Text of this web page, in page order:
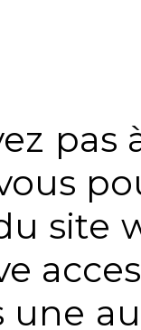
site
une